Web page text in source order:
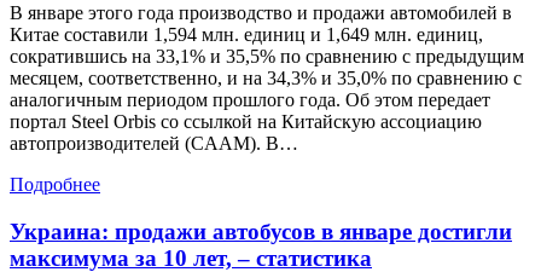
В январе этого года производство и продажи автомобилей в
Китае составили 1,594 млн. единиц и 1,649 млн. единиц,
сократившись на 33,1% и 35,5% по сравнению с предыдущим
месяцем, соответственно, и на 34,3% и 35,0% по сравнению с
аналогичным периодом прошлого года. Об этом передает
портал Steel Orbis со ссылкой на Китайскую ассоциацию
автопроизводителей (CAAM). В…
Подробнее
Украина: продажи автобусов в январе достигли
максимума за 10 лет, – статистика